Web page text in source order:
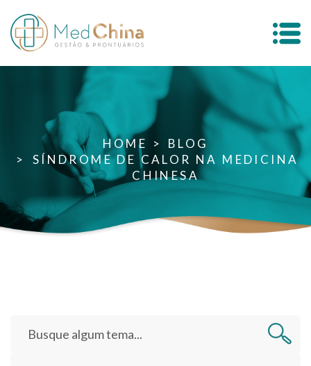
HOME
BLOG
SÍNDROME DE CALOR NA MEDICINA
CHINESA